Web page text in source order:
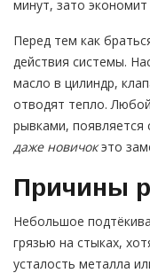
минут, зато
Перед тем как
действия системы.
масло в цилиндр,
отводят тепло.
рывками, появляется
даже новичокэто
Причины
Небольшое
грязью на стыках,
усталость металла